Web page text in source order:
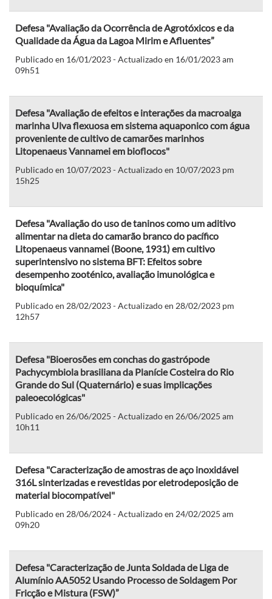
Defesa "Avaliação da Ocorrência de Agrotóxicos e da
Qualidade da Água da Lagoa Mirim e Afluentes”
Publicado en 16/01/2023 - Actualizado en 16/01/2023 am
09h51
Defesa "Avaliação de efeitos e interações da macroalga
marinha Ulva flexuosa em sistema aquaponico com água
proveniente de cultivo de camarões marinhos
Litopenaeus Vannamei em bioflocos"
Publicado en 10/07/2023 - Actualizado en 10/07/2023 pm
15h25
Defesa "Avaliação do uso de taninos como um aditivo
alimentar na dieta do camarão branco do pacífico
Litopenaeus vannamei (Boone, 1931) em cultivo
superintensivo no sistema BFT: Efeitos sobre
desempenho zooténico, avaliação imunológica e
bioquímica"
Publicado en 28/02/2023 - Actualizado en 28/02/2023 pm
12h57
Defesa "Bioerosões em conchas do gastrópode
Pachycymbiola brasiliana da Planície Costeira do Rio
Grande do Sul (Quaternário) e suas implicações
paleoecológicas"
Publicado en 26/06/2025 - Actualizado en 26/06/2025 am
10h11
Defesa "Caracterização de amostras de aço inoxidável
316L sinterizadas e revestidas por eletrodeposição de
material biocompatível"
Publicado en 28/06/2024 - Actualizado en 24/02/2025 am
09h20
Defesa "Caracterização de Junta Soldada de Liga de
Alumínio AA5052 Usando Processo de Soldagem Por
Fricção e Mistura (FSW)”